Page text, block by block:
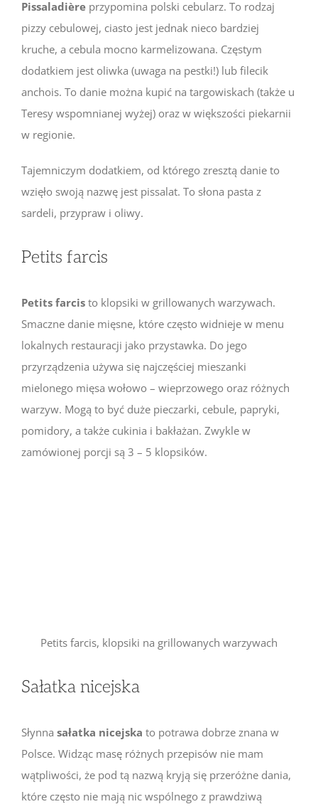
Pissaladière przypomina polski cebularz. To rodzaj
pizzy cebulowej, ciasto jest jednak nieco bardziej
kruche, a cebula mocno karmelizowana. Częstym
dodatkiem jest oliwka (uwaga na pestki!) lub filecik
anchois. To danie można kupić na targowiskach (także u
Teresy wspomnianej wyżej) oraz w większości piekarnii
w regionie.
Tajemniczym dodatkiem, od którego zresztą danie to
wzięło swoją nazwę jest pissalat. To słona pasta z
sardeli, przypraw i oliwy.
Petits farcis
Petits farcis to klopsiki w grillowanych warzywach.
Smaczne danie mięsne, które często widnieje w menu
lokalnych restauracji jako przystawka. Do jego
przyrządzenia używa się najczęściej mieszanki
mielonego mięsa wołowo – wieprzowego oraz różnych
warzyw. Mogą to być duże pieczarki, cebule, papryki,
pomidory, a także cukinia i bakłażan. Zwykle w
zamówionej porcji są 3 – 5 klopsików.
Petits farcis, klopsiki na grillowanych warzywach
Sałatka nicejska
Słynna sałatka nicejska to potrawa dobrze znana w
Polsce. Widząc masę różnych przepisów nie mam
wątpliwości, że pod tą nazwą kryją się przeróżne dania,
które często nie mają nic wspólnego z prawdziwą